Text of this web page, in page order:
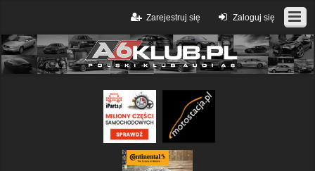
Zaloguj się
Zarejestruj się